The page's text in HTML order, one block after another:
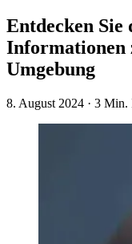
Entdecken Sie
Informationen
Umgebung
8. August 2024 · 3 Min.